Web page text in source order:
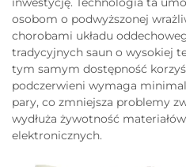
osobom o podwyższonej
chorobami układu
tradycyjnych saun o wysokiej
tym samym dostępność
podczerwieni wymaga
pary, co zmniejsza problemy
wydłuża żywotność
elektronicznych.